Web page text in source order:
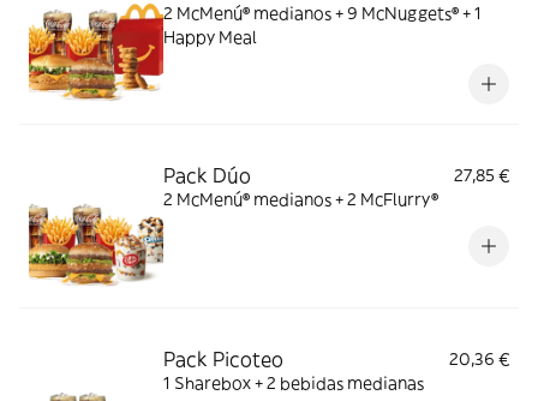
2 McMenú® medianos + 9 McNuggets® + 1
Happy Meal
Pack Dúo
27,85 €
2 McMenú® medianos + 2 McFlurry®
Pack Picoteo
20,36 €
1 Sharebox + 2 bebidas medianas